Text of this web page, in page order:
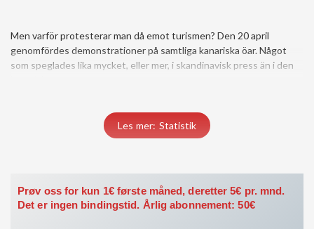
Men varför protesterar man då emot turismen? Den 20 april
genomfördes demonstrationer på samtliga kanariska öar. Något
som speglades lika mycket, eller mer, i skandinavisk press än i den
Vis medlemsnivåer Logg inn her
Les mer: Statistik
Prøv oss for kun 1€ første måned, deretter 5€ pr. mnd.
Det er ingen bindingstid. Årlig abonnement: 50€